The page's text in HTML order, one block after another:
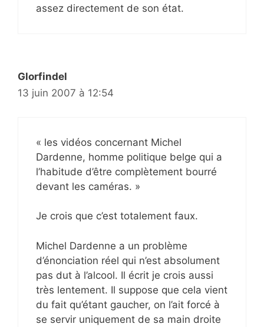
assez directement de son état.
Glorfindel
13 juin 2007 à 12:54
« les vidéos concernant Michel
Dardenne, homme politique belge qui a
l’habitude d’être complètement bourré
devant les caméras. »
Je crois que c’est totalement faux.
Michel Dardenne a un problème
d’énonciation réel qui n’est absolument
pas dut à l’alcool. Il écrit je crois aussi
très lentement. Il suppose que cela vient
du fait qu’étant gaucher, on l’ait forcé à
se servir uniquement de sa main droite